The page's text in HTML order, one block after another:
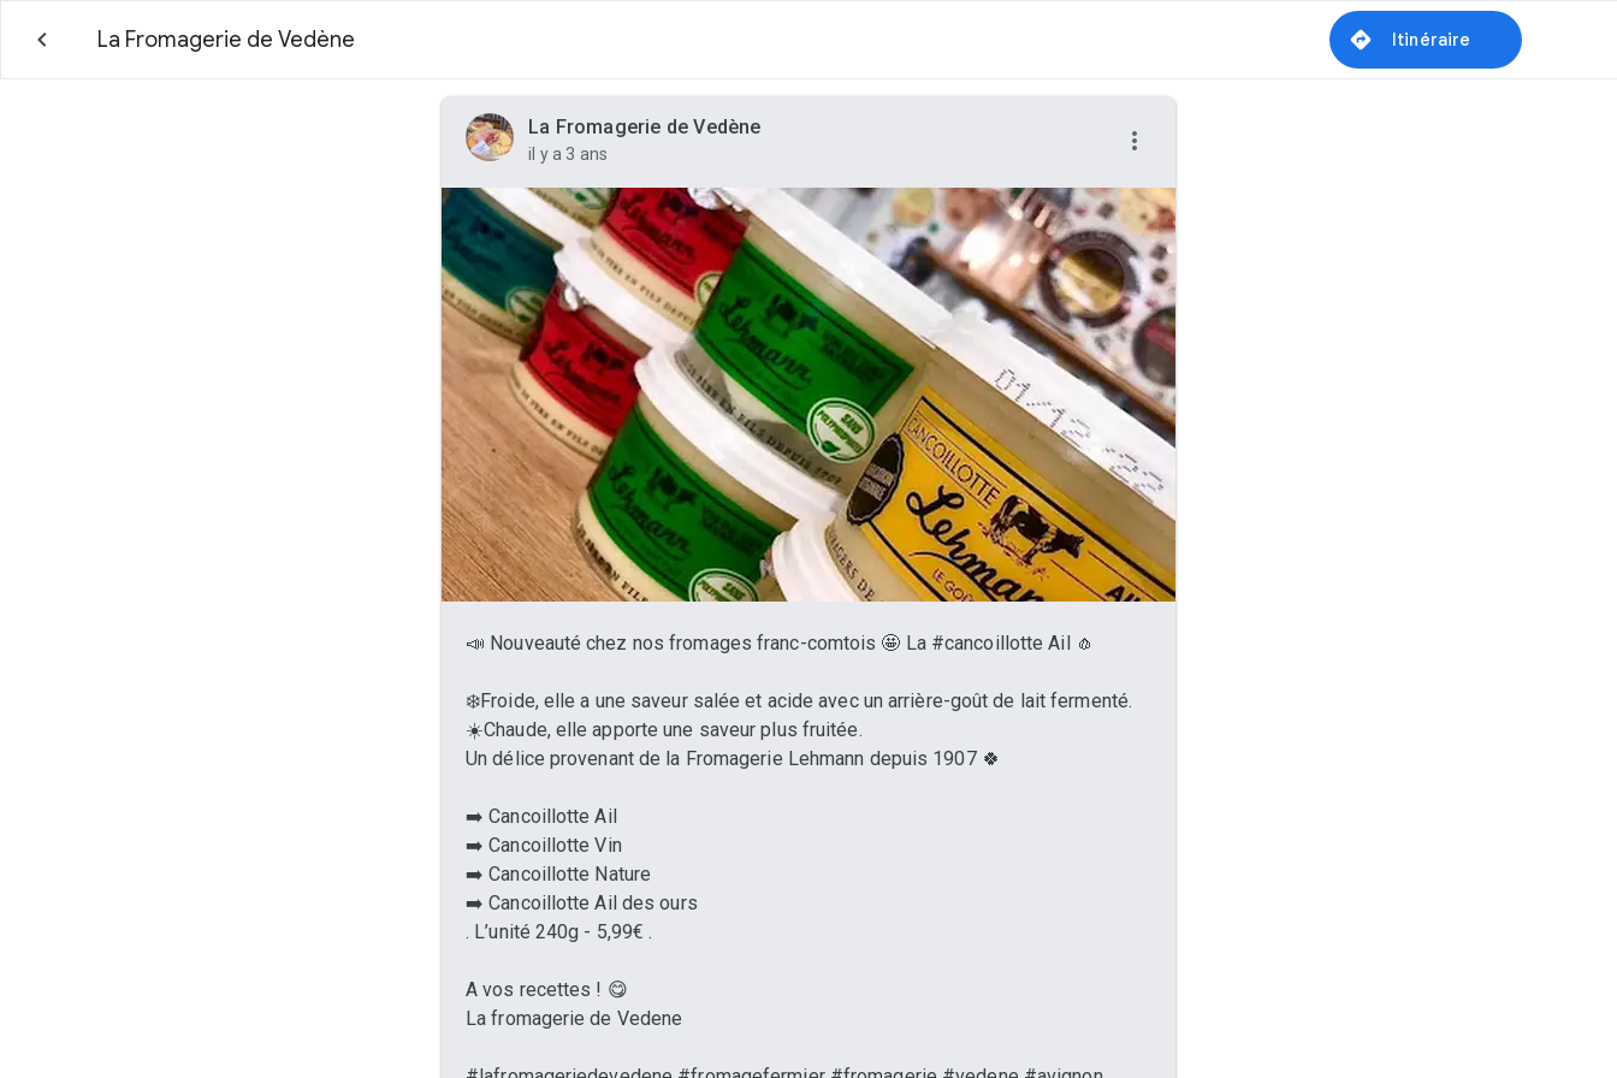
La Fromagerie de Vedène Itinéraire
La Fromagerie de Vedène
il y a 3 ans
📣 Nouveauté chez nos fromages franc-comtois 🤩 La #cancoillotte Ail 🧄
❄️Froide, elle a une saveur salée et acide avec un arrière-goût de lait fermenté.
☀️Chaude, elle apporte une saveur plus fruitée.
Un délice provenant de la Fromagerie Lehmann depuis 1907 🍀
➡️ Cancoillotte Ail
➡️ Cancoillotte Vin
➡️ Cancoillotte Nature
➡️ Cancoillotte Ail des ours
. L’unité 240g - 5,99€ .
A vos recettes ! 😋
La fromagerie de Vedene